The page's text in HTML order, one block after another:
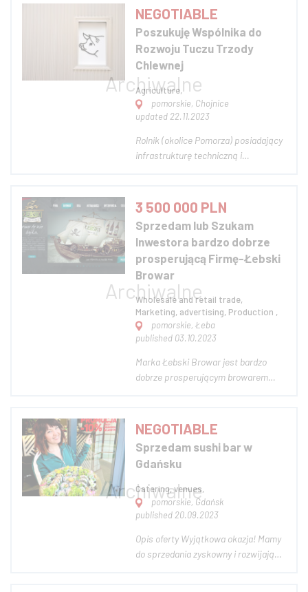
Że Równolegle Implementował To Co
Stworzyłem Pod Adresem www.xio.pl
! Na Pierwszy Projekt Innowacyjne
Centrum Zakupu...
NEGOTIABLE
Poszukuję Wspólnika do
Rozwoju Tuczu Trzody
Chlewnej
Agriculture,
pomorskie, Chojnice
updated 22.11.2023
Rolnik (okolice Pomorza) posiadający
infrastrukturę techniczną i
chlewnej poszukuje inwestora
gotowego do zaangażowania kapitału
w spółką z o.o. celem
zwielokrotnienia rentownej produkcji.
Aktu...
3 500 000 PLN
Sprzedam lub Szukam
Inwestora bardzo dobrze
prosperującą Firmę-Łebski
Browar
Wholesale and retail trade,
Marketing, advertising, Production ,
pomorskie, Łeba
published 03.10.2023
Marka Łebski Browar jest bardzo
dobrze prosperującym browarem
rozwijającym się browarem
regionalnym. Jest rozpoznawalną i
znaną marką na pomorzu. Modnym
produktem wyróżniający...
NEGOTIABLE
Sprzedam sushi bar w
Gdańsku
Catering, venues,
pomorskie, Gdańsk
published 20.09.2023
Opis oferty Wyjątkowa okazja! Mamy
do sprzedania zyskowny i rozwijający